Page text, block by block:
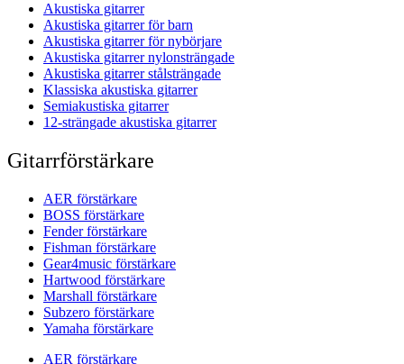
Akustiska gitarrer
Akustiska gitarrer för barn
Akustiska gitarrer för nybörjare
Akustiska gitarrer nylonsträngade
Akustiska gitarrer stålsträngade
Klassiska akustiska gitarrer
Semiakustiska gitarrer
12-strängade akustiska gitarrer
Gitarrförstärkare
AER förstärkare
BOSS förstärkare
Fender förstärkare
Fishman förstärkare
Gear4music förstärkare
Hartwood förstärkare
Marshall förstärkare
Subzero förstärkare
Yamaha förstärkare
AER förstärkare